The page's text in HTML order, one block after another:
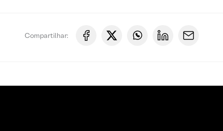
Compartilhar: